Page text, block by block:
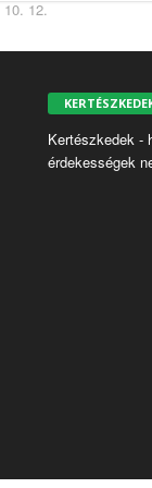
12.
Kertészkedek -
érdekességek